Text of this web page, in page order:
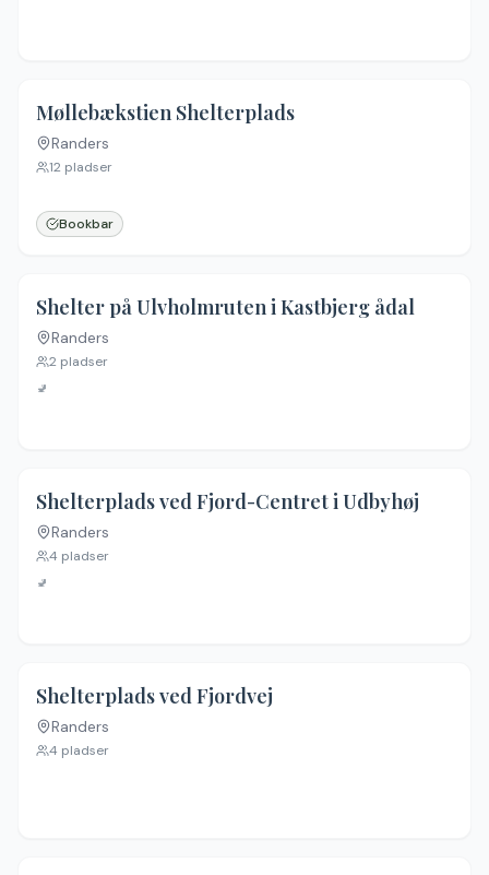
Møllebækstien Shelterplads
Randers
12 pladser
Bookbar
Shelter på Ulvholmruten i Kastbjerg ådal
Randers
2 pladser
🚽
Ingen billeder
4.3
Shelterplads ved Fjord-Centret i Udbyhøj
Randers
4 pladser
🚽
Ingen billeder
Shelterplads ved Fjordvej
Randers
4 pladser